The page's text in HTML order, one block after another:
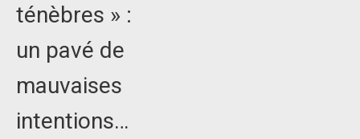
ténèbres » :
un pavé de
mauvaises
intentions…